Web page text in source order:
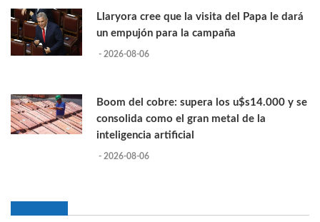
Llaryora cree que la visita del Papa le dará
un empujón para la campaña
- 2026-08-06
Boom del cobre: supera los u$s14.000 y se
consolida como el gran metal de la
inteligencia artificial
- 2026-08-06